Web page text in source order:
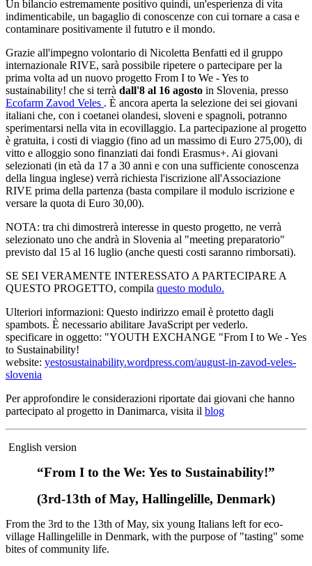
Un bilancio estremamente positivo quindi, un'esperienza di vita
indimenticabile, un bagaglio di conoscenze con cui tornare a casa e
contaminare positivamente il fututro e il mondo.
Grazie all'impegno volontario di Nicoletta Benfatti ed il gruppo
internazionale RIVE, sarà possibile ripetere o partecipare per la
prima volta ad un nuovo progetto From I to We - Yes to
sustainability! che si terrà dall'8 al 16 agosto in Slovenia, presso
Ecofarm Zavod Veles . È ancora aperta la selezione dei sei giovani
italiani che, con i coetanei olandesi, sloveni e spagnoli, potranno
sperimentarsi nella vita in ecovillaggio. La partecipazione al progetto
è gratuita, i costi di viaggio (fino ad un massimo di Euro 275,00), di
vitto e alloggio sono finanziati dai fondi Erasmus+. Ai giovani
selezionati (in età da 17 a 30 anni e con una sufficiente conoscenza
della lingua inglese) verrà richiesta l'iscrizione all'Associazione
RIVE prima della partenza (basta compilare il modulo iscrizione e
versare la quota di Euro 30,00).
NOTA: tra chi dimostrerà interesse in questo progetto, ne verrà
selezionato uno che andrà in Slovenia al "meeting preparatorio"
previsto dal 15 al 16 luglio (anche questi costi saranno rimborsati).
SE SEI VERAMENTE INTERESSATO A PARTECIPARE A
QUESTO PROGETTO, compila questo modulo.
Ulteriori informazioni: Questo indirizzo email è protetto dagli
spambots. È necessario abilitare JavaScript per vederlo.
specificare in oggetto: "YOUTH EXCHANGE "From I to We - Yes
to Sustainability!
website: yestosustainability.wordpress.com/august-in-zavod-veles-
slovenia
Per approfondire le considerazioni riportate dai giovani che hanno
partecipato al progetto in Danimarca, visita il blog
English version
“From I to the We: Yes to Sustainability!”
(3rd-13th of May, Hallingelille, Denmark)
From the 3rd to the 13th of May, six young Italians left for eco-
village Hallingelille in Denmark, with the purpose of "tasting" some
bites of community life.